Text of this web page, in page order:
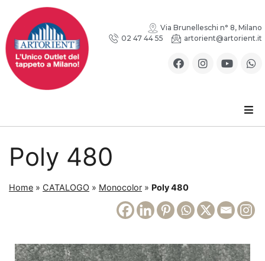
Via Brunelleschi n° 8, Milano
02 47 44 55
artorient@artorient.it
Poly 480
Home » CATALOGO » Monocolor » Poly 480